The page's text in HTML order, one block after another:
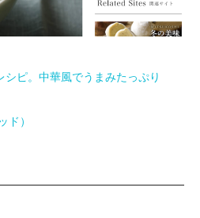
ピ。中華風でうまみたっぷり
ド）